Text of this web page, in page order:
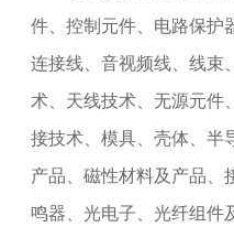
件、控制元件、电路保护
连接线、音视频线、线束
术、天线技术、无源元件
接技术、模具、壳体、半
产品、磁性材料及产品、
鸣器、光电子、光纤组件